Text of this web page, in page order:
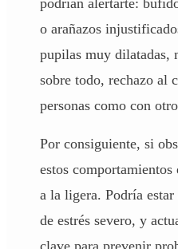
o arañazos
pupilas muy dilatadas,
sobre todo, rechazo al
personas como con
Por consiguiente, si
estos
a la ligera. Podría
de estrés severo, y
clave para prevenir